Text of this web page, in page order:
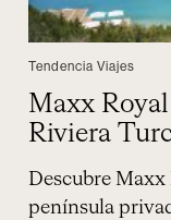
Tendencia Viajes
Maxx
Riviera
Descubre Maxx
península